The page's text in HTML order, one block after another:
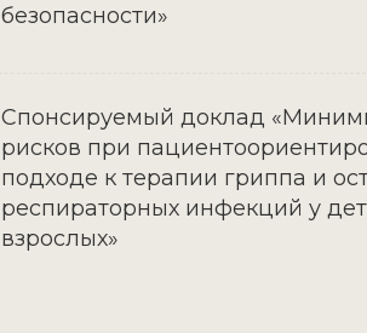
безопасности»
Спонсируемый доклад
рисков при
подходе к терапии гриппа и
респираторных инфекций у
взрослых»